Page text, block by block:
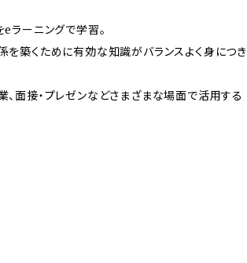
ラーニングで学習。
を築くために有効な知識がバランスよく身につき
面接・プレゼンなどさまざまな場面で活用する